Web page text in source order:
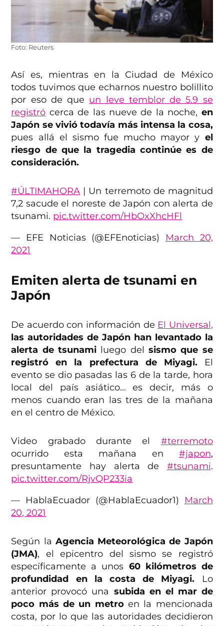
Foto: Reuters
Así es, mientras en la Ciudad de México
todos tuvimos que echarnos nuestro bolillito
por eso de que un leve temblor de 5.9 se
registró cerca de las nueve de la noche, en
Japón se vivió todavía más intensa la cosa,
pues allá el sismo fue mucho mayor y el
riesgo de que la tragedia continúe es de
consideración.
#ÚLTIMAHORA | Un terremoto de magnitud
7,2 sacude el noreste de Japón con alerta de
tsunami. pic.twitter.com/HbOxXhcHFl
— EFE Noticias (@EFEnoticias) March 20,
2021
Emiten alerta de tsunami en
Japón
De acuerdo con información de El Universal,
las autoridades de Japón han levantado la
alerta de tsunami luego del sismo que se
registró en la prefectura de Miyagi. El
evento se dio pasadas las 6 de la tarde, hora
local del país asiático… es decir, más o
menos cuando eran las tres de la mañana
en el centro de México.
Video grabado durante el #terremoto
ocurrido esta mañana en #japon,
presuntamente hay alerta de #tsunami.
pic.twitter.com/RjvQP233ia
— HablaEcuador (@HablaEcuador1)
March
20, 2021
Según la Agencia Meteorológica de Japón
(JMA), el epicentro del sismo se registró
específicamente a unos 60 kilómetros de
profundidad en la costa de Miyagi. Lo
anterior provocó una subida en el mar de
poco más de un metroen la mencionada
costa, por lo que las autoridades decidieron